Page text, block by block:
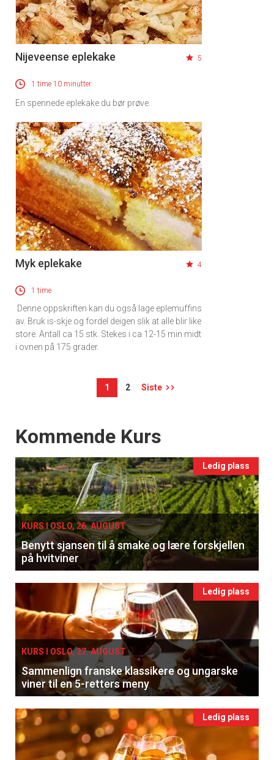
Nijeveense eplekake 5
1 time 10 minutter
En spennede eplekake du bør prøve.
Myk eplekake 4
1 time
Denne oppskriften kan du også lage eplemuffins
av. Bruk is-skje og fordel deigen slik at alle blir like
store. Antall ca 15 stk. Stekes i ca 12-15 min midt
i ovnen på 175 grader.
1 2 Siste
Events
Kommende Kurs
Ledig plass
KURS I OSLO, 26. AUGUST
Benytt sjansen til å smake og lære forskjellen
på hvitviner
Ledig plass
KURS I OSLO, 27. AUGUST
Sammenlign franske klassikere og ungarske
viner til en 5-retters meny
Ledig plass